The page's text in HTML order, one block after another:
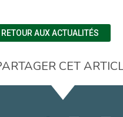
RETOUR AUX ACTUALITÉS
CET